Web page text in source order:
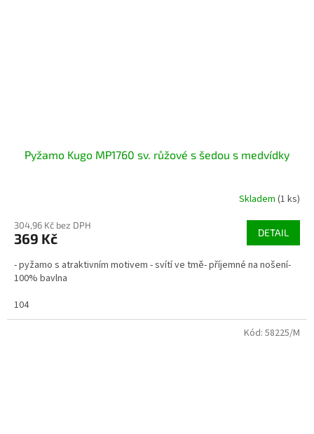
Pyžamo Kugo MP1760 sv. růžové s šedou s medvídky
Skladem (1 ks)
304,96 Kč bez DPH
369 Kč DETAIL
- pyžamo s atraktivním motivem - svítí ve tmě- příjemné na nošení-
100% bavlna
104
Kód: 58225/M